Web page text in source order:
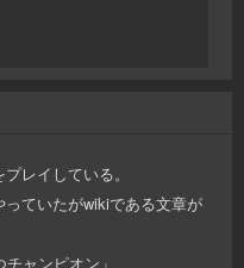
レイしている。
ていたがwikiである文章が
ャンピオン」